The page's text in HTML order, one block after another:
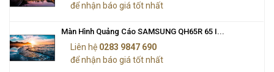
để nhận báo giá tốt nhất
Màn Hình Quảng Cáo SAMSUNG QH65R 65 I...
Liên hệ 0283 9847 690
để nhận báo giá tốt nhất